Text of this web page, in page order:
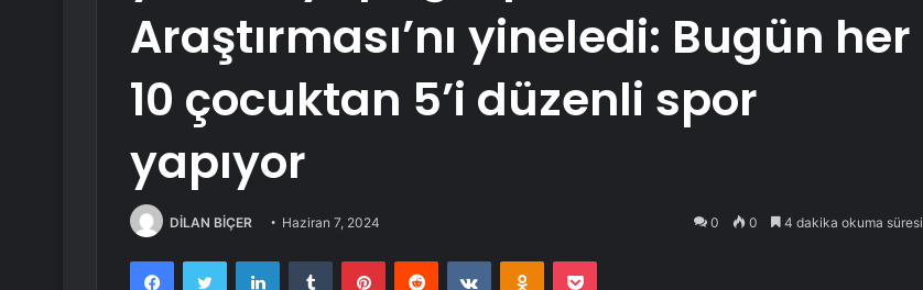
Araştırması’nı yineledi: Bugün her
10 çocuktan 5’i düzenli spor
yapıyor
DİLAN BİÇER Haziran 7, 2024 0 0 4 dakika okuma süresi
FacebookTwitter LinkedInTumblr PinterestReddit VKontakteOdnoklassniki
Pocket